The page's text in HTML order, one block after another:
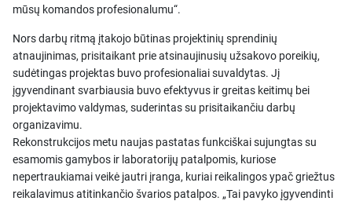
mūsų komandos profesionalumu“.
Nors darbų ritmą įtakojo būtinas projektinių sprendinių
atnaujinimas, prisitaikant prie atsinaujinusių užsakovo poreikių,
sudėtingas projektas buvo profesionaliai suvaldytas. Jį
įgyvendinant svarbiausia buvo efektyvus ir greitas keitimų bei
projektavimo valdymas, suderintas su prisitaikančiu darbų
organizavimu.
Rekonstrukcijos metu naujas pastatas funkciškai sujungtas su
esamomis gamybos ir laboratorijų patalpomis, kuriose
nepertraukiamai veikė jautri įranga, kuriai reikalingos ypač griežtus
reikalavimus atitinkančio švarios patalpos. „Tai pavyko įgyvendinti